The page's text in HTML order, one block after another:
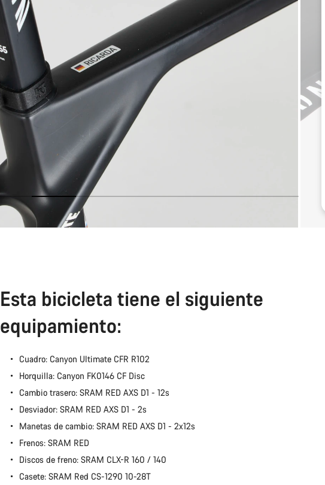
Esta bicicleta tiene el siguiente
equipamiento:
Cuadro: Canyon Ultimate CFR R102
Horquilla: Canyon FK0146 CF Disc
Cambio trasero: SRAM RED AXS D1 - 12s
Desviador: SRAM RED AXS D1 - 2s
Manetas de cambio: SRAM RED AXS D1 - 2x12s
Frenos: SRAM RED
Discos de freno: SRAM CLX-R 160 / 140
Casete: SRAM Red CS-1290 10-28T